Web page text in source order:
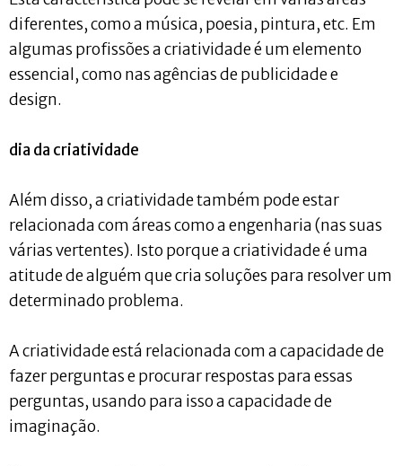
diferentes, como a música, poesia, pintura, etc. Em
algumas profissões a criatividade é um elemento
essencial, como nas agências de publicidade e
design.
dia da criatividade
Além disso, a criatividade também pode estar
relacionada com áreas como a engenharia (nas suas
várias vertentes). Isto porque a criatividade é uma
atitude de alguém que cria soluções para resolver um
determinado problema.
A criatividade está relacionada com a capacidade de
fazer perguntas e procurar respostas para essas
perguntas, usando para isso a capacidade de
imaginação.